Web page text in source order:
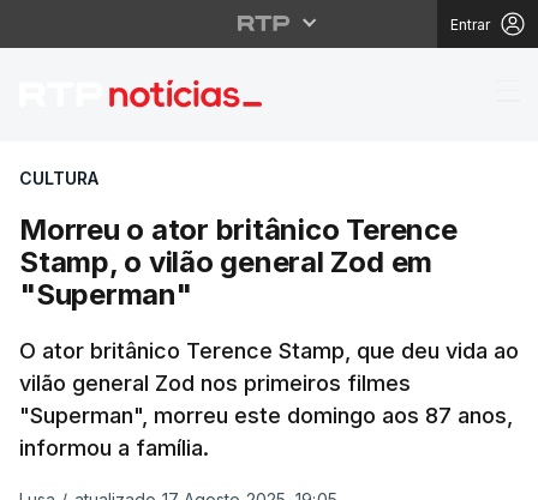
Entrar
Morreu o ator
CULTURA
Morreu o ator britânico Terence
Stamp, o vilão general Zod em
"Superman"
O ator britânico Terence Stamp, que deu vida ao
vilão general Zod nos primeiros filmes
"Superman", morreu este domingo aos 87 anos,
informou a família.